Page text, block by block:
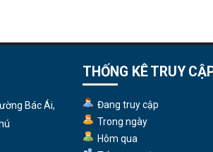
Bác Ái,
THỐNG KÊ TRUY
Đang truy cập
Trong ngày
Hôm qua